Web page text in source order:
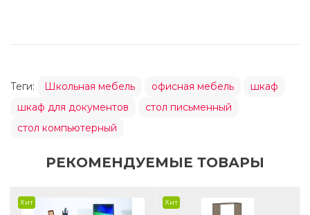
Теги: Школьная мебель офисная мебель
шкаф
шкаф для документов
стол письменный
стол компьютерный
РЕКОМЕНДУЕМЫЕ ТОВАРЫ
Хит Хит